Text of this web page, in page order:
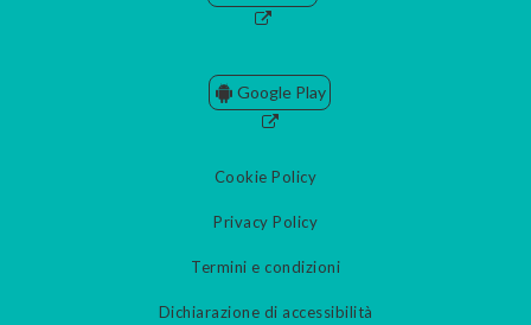
Google Play
Cookie Policy
Privacy Policy
Termini e condizioni
Dichiarazione di accessibilità